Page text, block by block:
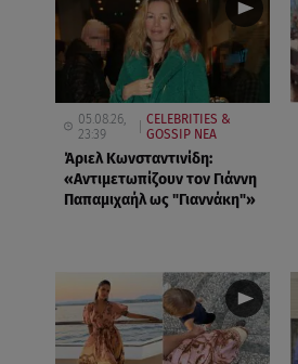
05.08.26,
23:39
CELEBRITIES &
GOSSIP ΝΕΑ
Άριελ Κωνσταντινίδη:
«Αντιμετωπίζουν τον Γιάννη
Παπαμιχαήλ ως "Γιαννάκη"»